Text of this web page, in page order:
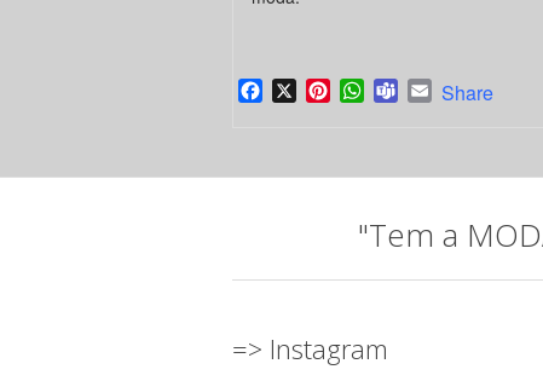
Facebook
X PinterestWhatsApp
TeamsEmail
Share
"Tem a
=> Instagram